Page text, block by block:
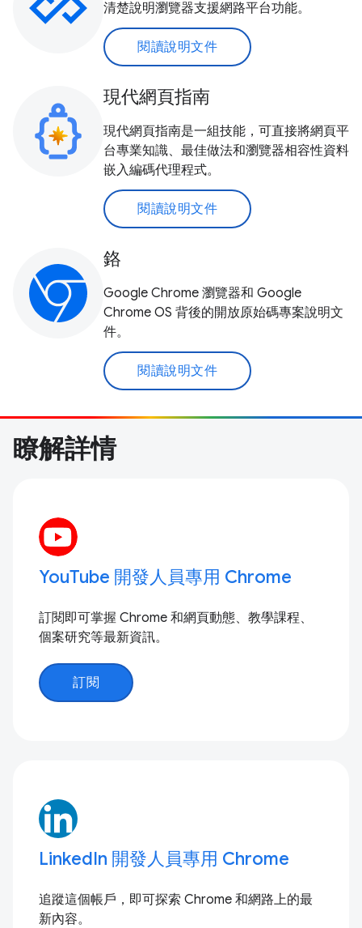
清楚說明瀏覽器支援網路平台功能。
閱讀說明文件
現代網頁指南
現代網頁指南是一組技能，可直接將網頁平
台專業知識、最佳做法和瀏覽器相容性資料
嵌入編碼代理程式。
閱讀說明文件
鉻
Google Chrome 瀏覽器和 Google
Chrome OS 背後的開放原始碼專案說明文
件。
閱讀說明文件
瞭解詳情
YouTube 開發人員專用 Chrome
訂閱即可掌握 Chrome 和網頁動態、教學課程、
個案研究等最新資訊。
訂閱
LinkedIn 開發人員專用 Chrome
追蹤這個帳戶，即可探索 Chrome 和網路上的最
新內容。